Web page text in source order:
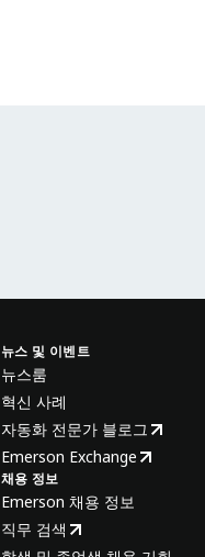
뉴스 및 이벤트
뉴스룸
혁신 사례
자동화 전문가 블로그
Emerson Exchange
채용 정보
Emerson 채용 정보
직무 검색